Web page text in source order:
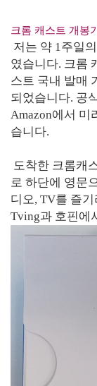
크롬 캐스트 개봉기
저는 약 1주일
였습니다. 크롬
스트 국내 발매
되었습니다. 공
Amazon에서 미
습니다.
도착한 크롬캐
로 하단에 영문
디오, TV를 즐
Tving과 호핀에